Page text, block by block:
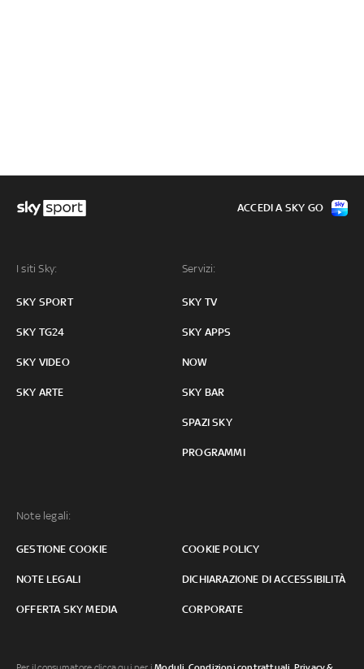
I siti Sky:
SKY SPORT
SKY TG24
SKY VIDEO
SKY ARTE
Servizi:
SKY TV
SKY APPS
NOW
SKY BAR
SPAZI SKY
PROGRAMMI
Note legali:
GESTIONE COOKIE COOKIE POLICY
NOTE LEGALI DICHIARAZIONE DI ACCESSIBILITÀ
OFFERTA SKY MEDIA CORPORATE
ACCEDI A SKY GO